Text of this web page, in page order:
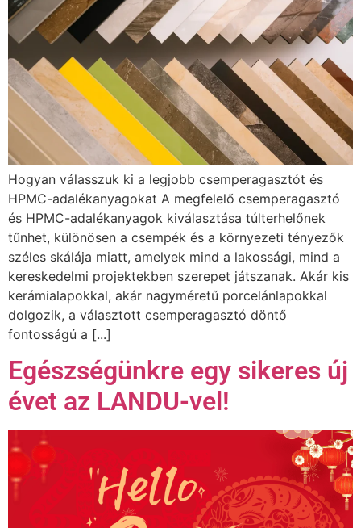
Hogyan válasszuk ki a legjobb csemperagasztót és
HPMC-adalékanyagokat A megfelelő csemperagasztó
és HPMC-adalékanyagok kiválasztása túlterhelőnek
tűnhet, különösen a csempék és a környezeti tényezők
széles skálája miatt, amelyek mind a lakossági, mind a
kereskedelmi projektekben szerepet játszanak. Akár kis
kerámialapokkal, akár nagyméretű porcelánlapokkal
dolgozik, a választott csemperagasztó döntő
fontosságú a [...]
Egészségünkre egy sikeres új
évet az LANDU-vel!